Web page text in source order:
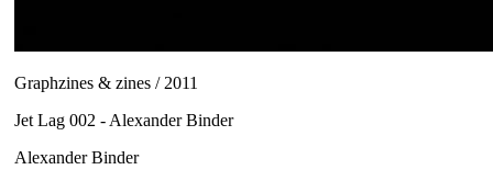
Graphzines & zines / 2011
Jet Lag 002 - Alexander Binder
Alexander Binder